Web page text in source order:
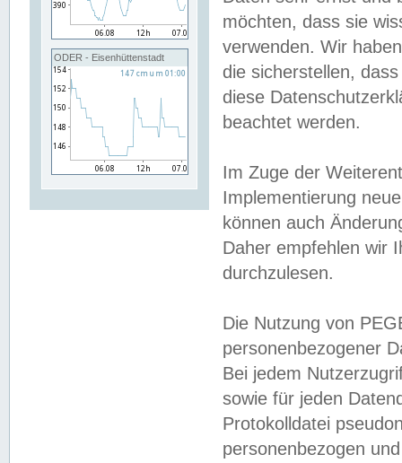
ODER - Eisenhüttenstadt
möchten, dass sie
verwenden. Wir
die sicherstellen,
diese
beachtet werden.
Im Zuge der
Implementierung
können auch
Daher empfehlen wir
durchzulesen.
Die Nutzung von
personenbezogener
Bei jedem
sowie für jeden
Protokolldatei
personenbezogen